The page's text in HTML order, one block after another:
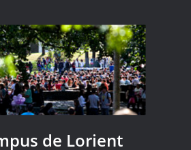
de Lorient